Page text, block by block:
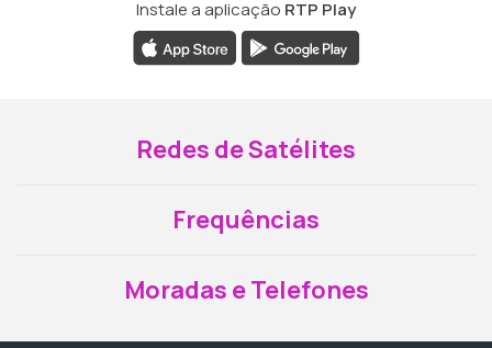
Instale a aplicação RTP Play
Redes de Satélites
Frequências
Moradas e Telefones